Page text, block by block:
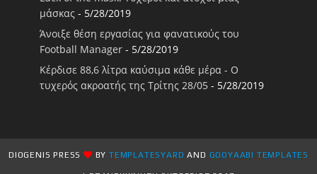
μάσκας - 5/28/2019
Άνοιξε θέση εργασίας για φανατικούς του
Football Μanager - 5/28/2019
Κέρδισε 88,6 λίτρα καύσιμα κάθε μέρα - Ο
τυχερός ακροατής της Τρίτης 28/05 - 5/28/2019
DIOGENIS PRESS BYTEMPLATESYARD AND GOOYAABI TEMPLATES